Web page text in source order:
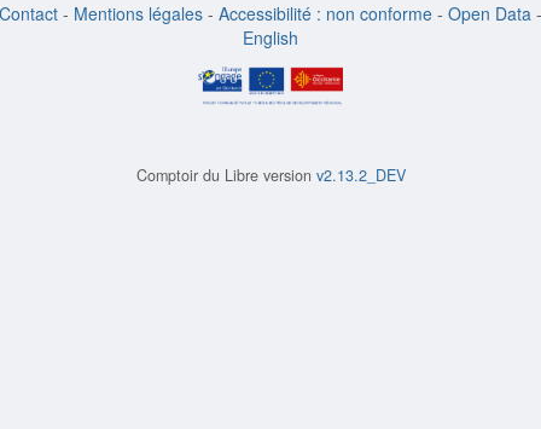
Contact - Mentions légales - Accessibilité : non conforme - Open Data -
English
Comptoir du Libre version v2.13.2_DEV